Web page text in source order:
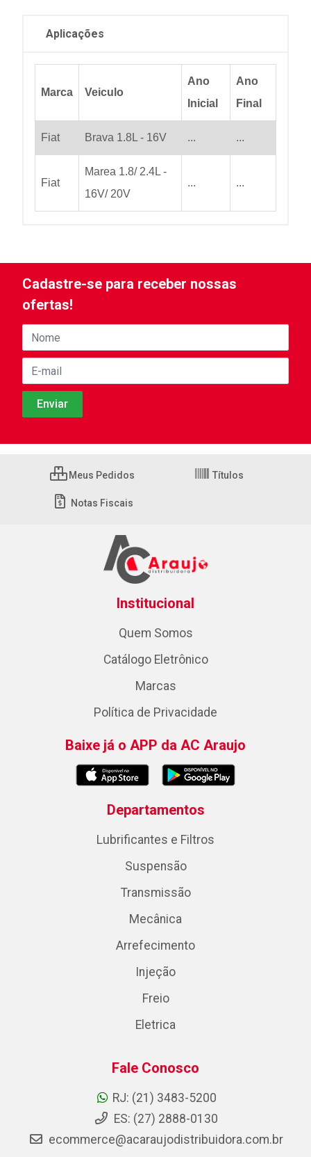
Aplicações
Marca Veiculo
Ano
Inicial
Ano
Final
Fiat Brava 1.8L - 16V ... ...
Fiat
Marea 1.8/ 2.4L -
16V/ 20V
... ...
Cadastre-se para receber nossas
ofertas!
Meus Pedidos Títulos
Notas Fiscais
Institucional
Quem Somos
Catálogo Eletrônico
Marcas
Política de Privacidade
Baixe já o APP da AC Araujo
Departamentos
Lubrificantes e Filtros
Suspensão
Transmissão
Mecânica
Arrefecimento
Injeção
Freio
Eletrica
Fale Conosco
RJ: (21) 3483-5200
ES: (27) 2888-0130
ecommerce@acaraujodistribuidora.com.br